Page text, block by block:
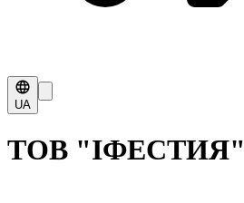
UA
ТОВ "ІФЕСТИЯ"